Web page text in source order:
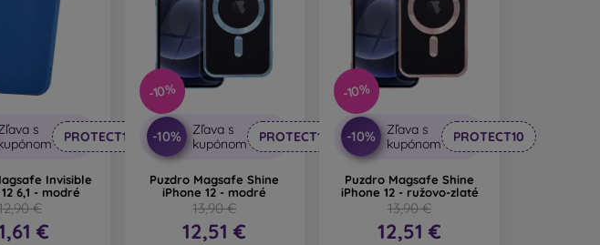
krytov. Dodávajú obalom na mobil zaujímavý dizajn. Nevýhodou pri páde
obaly na mobil sú vyrábané z recyklovaných materiálov, takže sa v
životné prostredie je v súčasnosti veľmi dôležitý.
zaujímavých krytov na mobil vyrobených z rôznych materiálov. Stačí si
s
PROTECT10
Invisible
6,1 - modré
€
€
-10%
-10%
Zľava s
kupónom
PROTECT10
Puzdro Magsafe Shine
iPhone 12 - modré
13,90 €
12,51 €
-10%
-10%
Zľava s
kupónom
PROTECT10
Puzdro Magsafe Shine
iPhone 12 - ružovo-zlaté
13,90 €
12,51 €